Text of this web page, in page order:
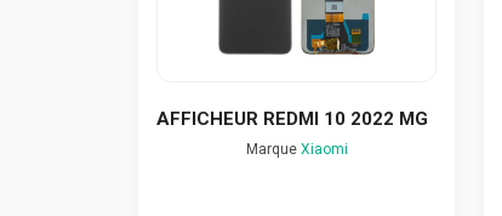
AFFICHEUR REDMI 10 2022 MG
Marque Xiaomi